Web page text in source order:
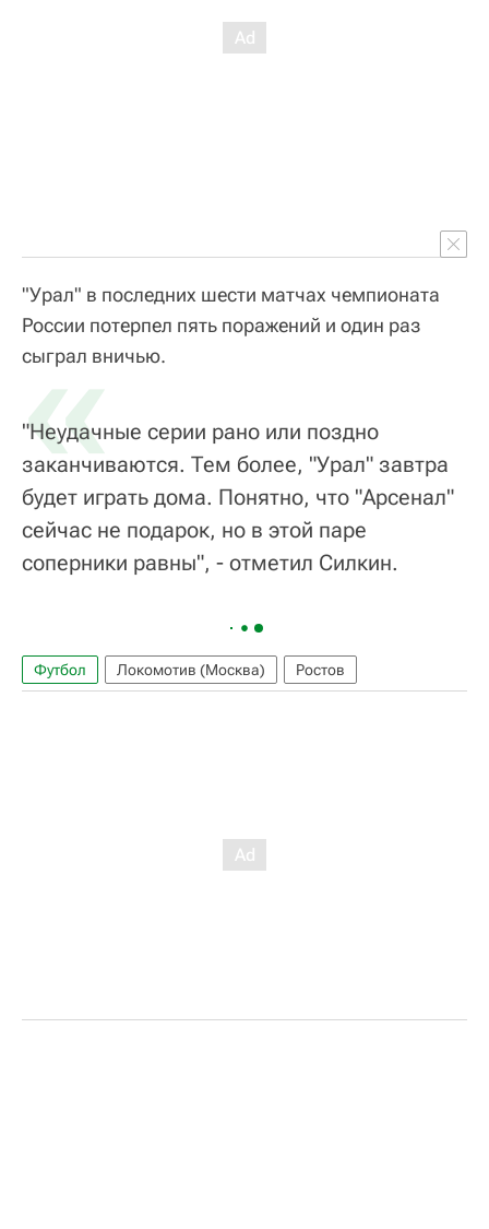
"Урал" в последних шести матчах чемпионата
России потерпел пять поражений и один раз
сыграл вничью.
«
"Неудачные серии рано или поздно
заканчиваются. Тем более, "Урал" завтра
будет играть дома. Понятно, что "Арсенал"
сейчас не подарок, но в этой паре
соперники равны", - отметил Силкин.
Футбол Локомотив (Москва) Ростов